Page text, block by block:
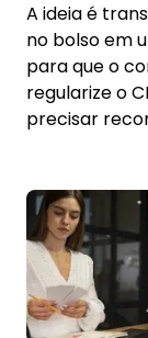
A ideia é
no bolso em
para que o
regularize o
precisar